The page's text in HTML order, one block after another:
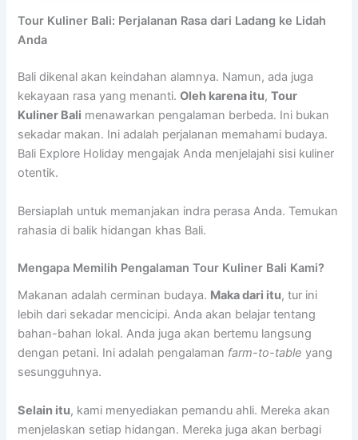
Tour Kuliner Bali: Perjalanan Rasa dari Ladang ke Lidah
Anda
Bali dikenal akan keindahan alamnya. Namun, ada juga
kekayaan rasa yang menanti.Oleh karena itu,Tour
Kuliner Bali menawarkan pengalaman berbeda. Ini bukan
sekadar makan. Ini adalah perjalanan memahami budaya.
Bali Explore Holiday mengajak Anda menjelajahi sisi kuliner
otentik.
Bersiaplah untuk memanjakan indra perasa Anda. Temukan
rahasia di balik hidangan khas Bali.
Mengapa Memilih Pengalaman Tour Kuliner Bali Kami?
Makanan adalah cerminan budaya. Maka dari itu, tur ini
lebih dari sekadar mencicipi. Anda akan belajar tentang
bahan-bahan lokal. Anda juga akan bertemu langsung
dengan petani. Ini adalah pengalaman farm-to-table yang
sesungguhnya.
Selain itu, kami menyediakan pemandu ahli. Mereka akan
menjelaskan setiap hidangan. Mereka juga akan berbagi